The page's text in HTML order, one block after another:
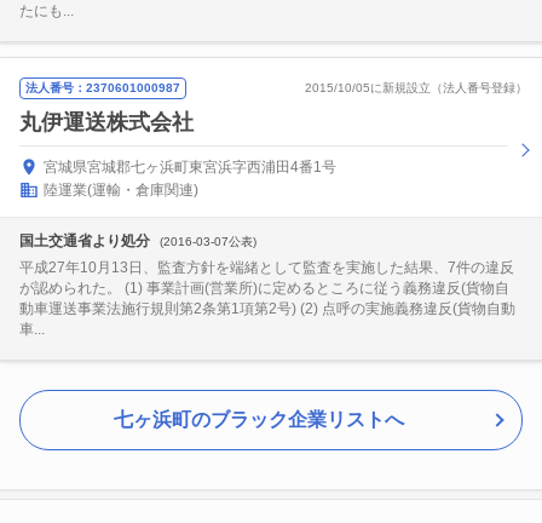
たにも...
法人番号：2370601000987 2015/10/05に新規設立（法人番号登録）
丸伊運送株式会社
宮城県宮城郡七ヶ浜町東宮浜字西浦田4番1号
陸運業(運輸・倉庫関連)
国土交通省より処分 (2016-03-07公表)
平成27年10月13日、監査方針を端緒として監査を実施した結果、7件の違反
が認められた。 (1) 事業計画(営業所)に定めるところに従う義務違反(貨物自
動車運送事業法施行規則第2条第1項第2号) (2) 点呼の実施義務違反(貨物自動
車...
七ヶ浜町のブラック企業リストへ